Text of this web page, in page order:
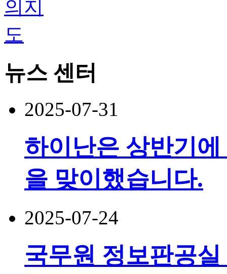
뉴스 센터
2025-07-31
하이난은 상반기에
을 맞이했습니다.
2025-07-24
국무원 정보판공